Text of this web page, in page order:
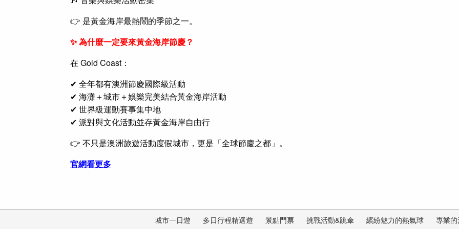
👉 是黃金海岸最熱鬧的季節之一。
✨ 為什麼一定要來黃金海岸節慶？
在 Gold Coast：
✔ 全年都有澳洲節慶國際級活動
✔ 海灘＋城市＋娛樂完美結合黃金海岸活動
✔ 世界級運動賽事集中地
✔ 派對與文化活動並存黃金海岸自由行
👉 不只是澳洲旅遊活動度假城市，更是「全球節慶之都」。
官網看更多
城市一日遊 多日行程精選遊 景點門票 挑戰活動&跳傘 繽紛魅力的熱氣球 專業